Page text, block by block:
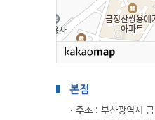
· 주소 : 부산광역시